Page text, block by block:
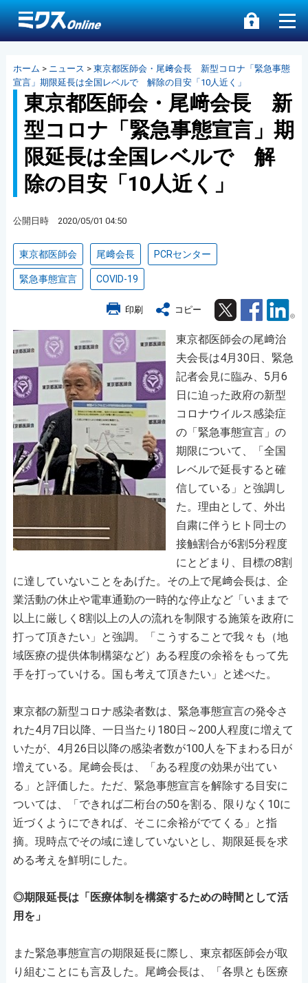
ホーム > ニュース > 東京都医師会・尾﨑会長 新型コロナ「緊急事態
宣言」期限延長は全国レベルで 解除の目安「10人近く」
東京都医師会・尾﨑会長 新
型コロナ「緊急事態宣言」期
限延長は全国レベルで 解
除の目安「10人近く」
公開日時 2020/05/01 04:50
東京都医師会 尾﨑会長 PCRセンター
緊急事態宣言 COVID-19
印刷 コピー Twitter Facebook
東京都医師会の尾﨑治
夫会長は4月30日、緊急
記者会見に臨み、5月6
日に迫った政府の新型
コロナウイルス感染症
の「緊急事態宣言」の
期限について、「全国
レベルで延長すると確
信している」と強調し
た。理由として、外出
自粛に伴うヒト同士の
接触割合が6割5分程度
にとどまり、目標の8割
に達していないことをあげた。その上で尾﨑会長は、企
業活動の休止や電車通勤の一時的な停止など「いままで
以上に厳しく8割以上の人の流れを制限する施策を政府に
打って頂きたい」と強調。「こうすることで我々も（地
域医療の提供体制構築など）ある程度の余裕をもって先
手を打っていける。国も考えて頂きたい」と述べた。
東京都の新型コロナ感染者数は、緊急事態宣言の発令さ
れた4月7日以降、一日当たり180日～200人程度に増えて
いたが、4月26日以降の感染者数が100人を下まわる日が
増えている。尾﨑会長は、「ある程度の効果が出てい
る」と評価した。ただ、緊急事態宣言を解除する目安に
ついては、「できれば二桁台の50を割る、限りなく10に
近づくようにできれば、そこに余裕がでてくる」と指
摘。現時点でその域に達していないとし、期限延長を求
める考えを鮮明にした。
◎期限延長は「医療体制を構築するための時間として活
用を」
また緊急事態宣言の期限延長に際し、東京都医師会が取
り組むことにも言及した。尾﨑会長は、「各県とも医療